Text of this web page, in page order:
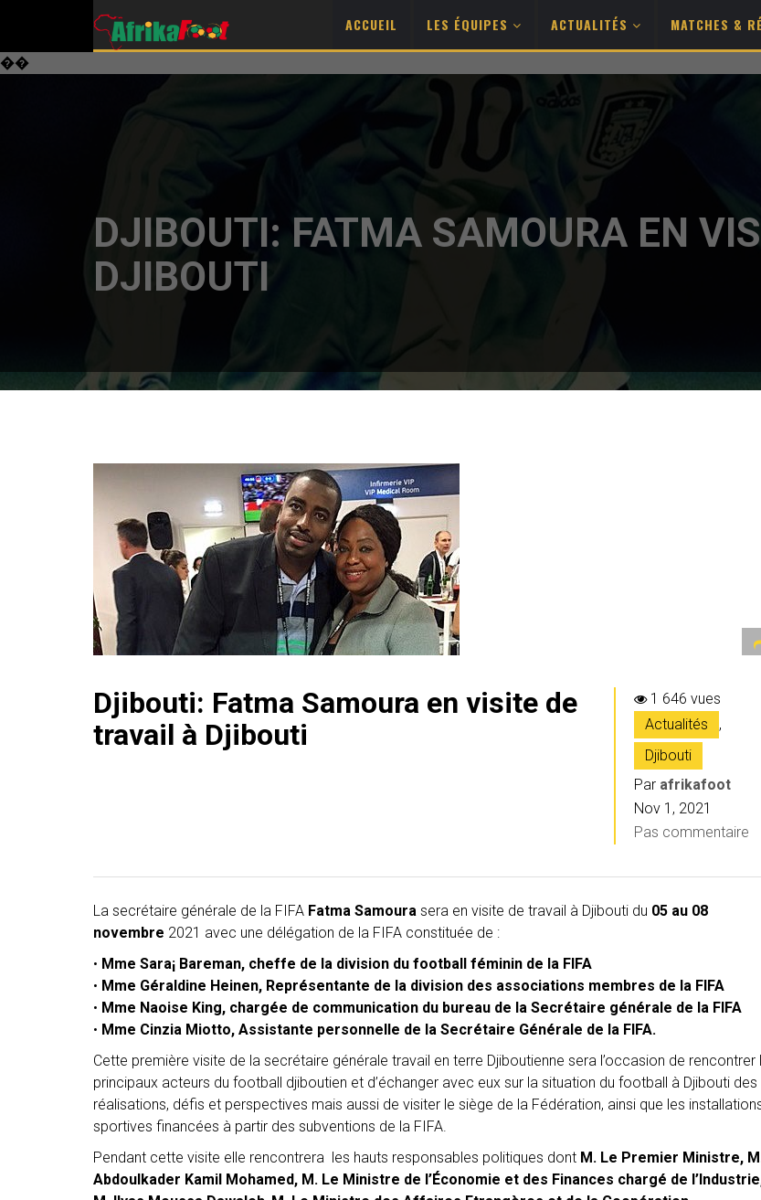
ACCUEIL LES ÉQUIPES ACTUALITÉS MATCHES &
��
DJIBOUTI: FATMA SAMOURA EN
DJIBOUTI
Djibouti: Fatma Samoura en visite de
travail à Djibouti
1 646 vues
Actualités
,
Djibouti
Par afrikafoot
Nov 1, 2021
Pas commentaire
La secrétaire générale de la FIFA Fatma Samoura sera en visite de travail à Djibouti du 05 au 08
novembre 2021 avec une délégation de la FIFA constituée de :
• Mme Sara¡ Bareman, cheffe de la division du football féminin de la FIFA
• Mme Géraldine Heinen, Représentante de la division des associations membres de la FIFA
• Mme Naoise King, chargée de communication du bureau de la Secrétaire générale de la FIFA
• Mme Cinzia Miotto, Assistante personnelle de la Secrétaire Générale de la FIFA.
Cette première visite de la secrétaire générale travail en terre Djiboutienne sera l’occasion de rencontrer
principaux acteurs du football djiboutien et d’échanger avec eux sur la situation du football à Djibouti des
réalisations, défis et perspectives mais aussi de visiter le siège de la Fédération, ainsi que les
sportives financées à partir des subventions de la FIFA.
Pendant cette visite elle rencontrera les hauts responsables politiques dont M. Le Premier Ministre,
Abdoulkader Kamil Mohamed, M. Le Ministre de l’Économie et des Finances chargé de